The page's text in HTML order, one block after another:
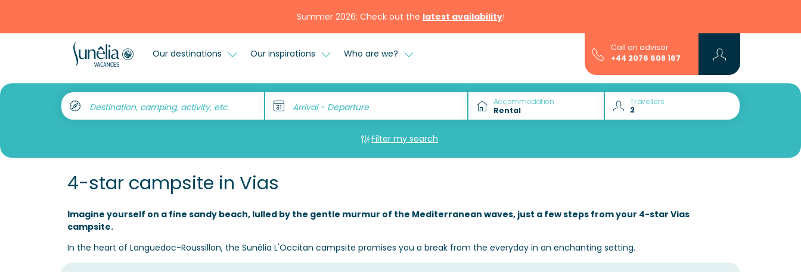
Summer 2026: Check out the latest availability!
Our destinations Our inspirations Who are we?
Call an advisor
+44 2076 608 167
Destination, camping, activity, etc. Arrival - Departure Accommodation Travellers
Filter my search
4-star campsite in Vias
Imagine yourself on a fine sandy beach, lulled by the gentle murmur of the Mediterranean waves, just a few steps from your 4-star Vias
campsite.
In the heart of Languedoc-Roussillon, the Sunêlia L'Occitan campsite promises you a break from the everyday in an enchanting setting.